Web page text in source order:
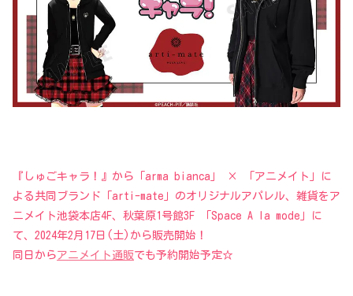
『しゅごキャラ！』から「arma bianca」 × 「アニメイト」に
よる共同ブランド「arti-mate」のオリジナルアパレル、雑貨をア
ニメイト池袋本店4F、秋葉原1号館3F 「Space A la mode」に
て、2024年2月17日(土)から販売開始！
同日からアニメイト通販でも予約開始予定☆